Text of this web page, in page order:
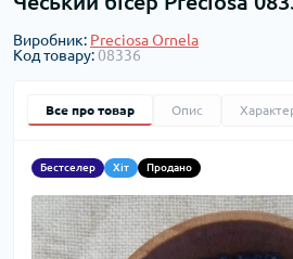
Виробник: Preciosa Ornela
Код товару:08336
Все про товар Опис
Бестселер Хіт Продано